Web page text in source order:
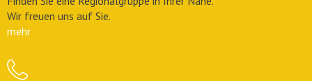
Wir freuen uns auf Sie.
mehr